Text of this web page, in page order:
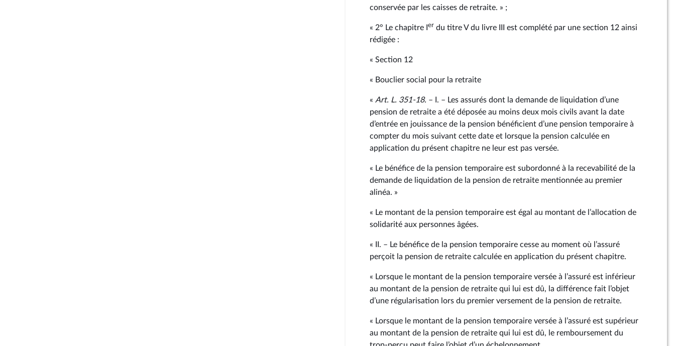
conservée par les caisses de retraite. » ;
« 2° Le chapitre I er du titre V du livre III est complété par une section 12 ainsi
rédigée :
« Section 12
« Bouclier social pour la retraite
« Art. L. 351‑18. – I. – Les assurés dont la demande de liquidation d’une
pension de retraite a été déposée au moins deux mois civils avant la date
d’entrée en jouissance de la pension bénéficient d’une pension temporaire à
compter du mois suivant cette date et lorsque la pension calculée en
application du présent chapitre ne leur est pas versée.
« Le bénéfice de la pension temporaire est subordonné à la recevabilité de la
demande de liquidation de la pension de retraite mentionnée au premier
alinéa. »
« Le montant de la pension temporaire est égal au montant de l’allocation de
solidarité aux personnes âgées.
« II. – Le bénéfice de la pension temporaire cesse au moment où l’assuré
perçoit la pension de retraite calculée en application du présent chapitre.
« Lorsque le montant de la pension temporaire versée à l’assuré est inférieur
au montant de la pension de retraite qui lui est dû, la différence fait l’objet
d’une régularisation lors du premier versement de la pension de retraite.
« Lorsque le montant de la pension temporaire versée à l’assuré est supérieur
au montant de la pension de retraite qui lui est dû, le remboursement du